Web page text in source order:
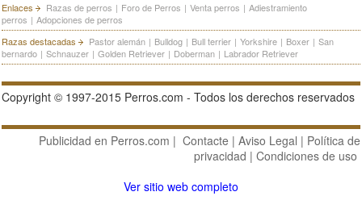
Enlaces Razas de perros | Foro de Perros | Venta perros | Adiestramiento
perros | Adopciones de perros
Razas destacadas
Pastor alemán | Bulldog | Bull terrier | Yorkshire | Boxer | San
bernardo | Schnauzer | Golden Retriever | Doberman | Labrador Retriever
Copyright © 1997-2015 Perros.com - Todos los derechos reservados
Publicidad en Perros.com | Contacte | Aviso Legal | Política de
privacidad | Condiciones de uso
Ver sitio web completo